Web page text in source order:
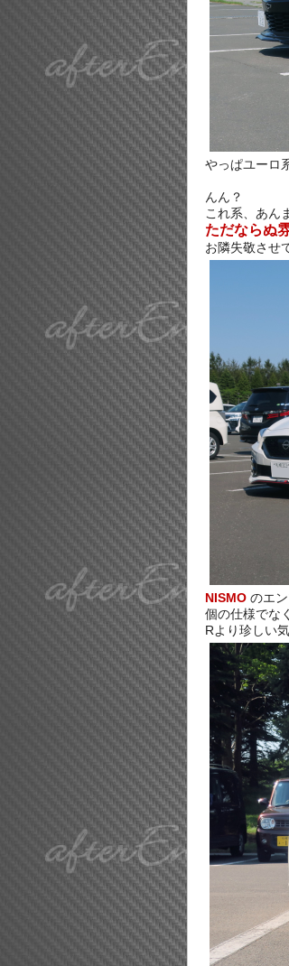
やっぱユーロ
んん？
これ系、あん
ただならぬ
お隣失敬させ
NISMO のエ
個の仕様でな
Rより珍しい